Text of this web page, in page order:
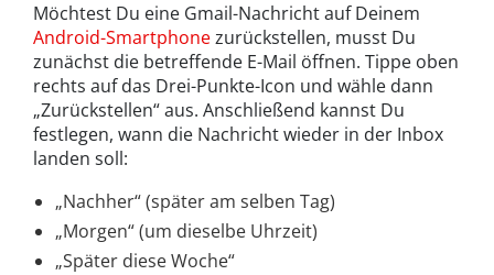
Möchtest Du eine Gmail-Nachricht auf Deinem
Android-Smartphonezurückstellen, musst Du
zunächst die betreffende E-Mail öffnen. Tippe oben
rechts auf das Drei-Punkte-Icon und wähle dann
„Zurückstellen“ aus. Anschließend kannst Du
festlegen, wann die Nachricht wieder in der Inbox
landen soll:
„Nachher“ (später am selben Tag)
„Morgen“ (um dieselbe Uhrzeit)
„Später diese Woche“